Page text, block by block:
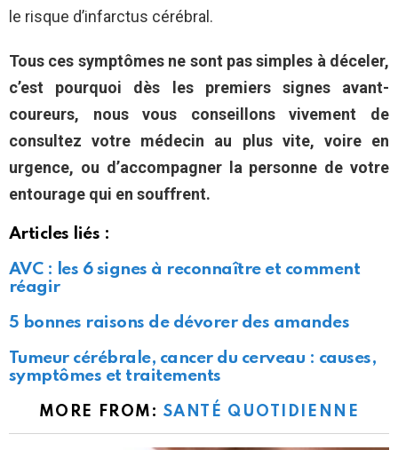
le risque d’infarctus cérébral.
Tous ces symptômes ne sont pas simples à déceler,
c’est pourquoi dès les premiers signes avant-
coureurs, nous vous conseillons vivement de
consultez votre médecin au plus vite, voire en
urgence, ou d’accompagner la personne de votre
entourage qui en souffrent.
Articles liés :
AVC : les 6 signes à reconnaître et comment
réagir
5 bonnes raisons de dévorer des amandes
Tumeur cérébrale, cancer du cerveau : causes,
symptômes et traitements
MORE FROM: SANTÉ QUOTIDIENNE